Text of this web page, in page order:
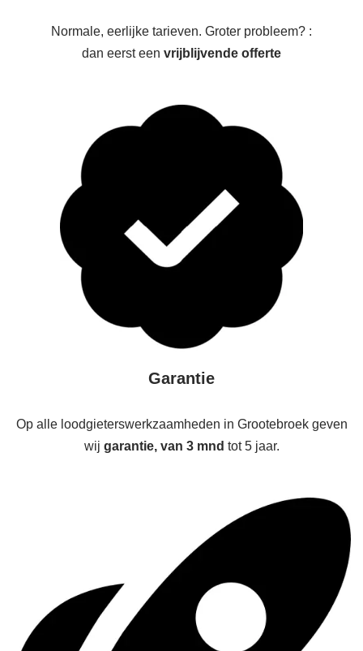
Normale, eerlijke tarieven. Groter probleem? :
dan eerst een vrijblijvende offerte
Garantie
Op alle loodgieterswerkzaamheden in Grootebroek geven
wij garantie, van 3 mnd tot 5 jaar.